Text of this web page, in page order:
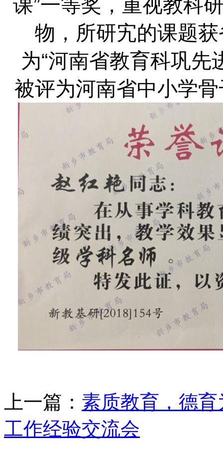
课”一等奖，重视教科
物，所研宄的课题
为“河南省教育科巩先
被评为河南省中小学
上一篇： 素质教育，德
工作经验交流会